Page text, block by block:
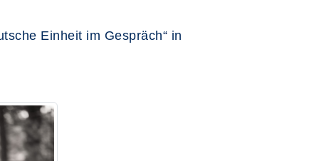
Einheit im Gespräch“ in